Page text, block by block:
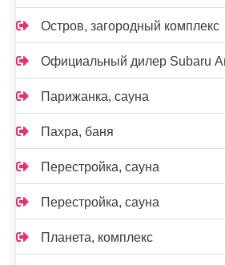
Остров, загородный комплекс
Официальный дилер Subaru
Парижанка, сауна
Пахра, баня
Перестройка, сауна
Перестройка, сауна
Планета, комплекс